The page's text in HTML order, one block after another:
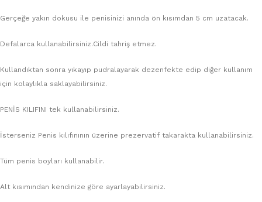
Gerçeğe yakın dokusu ile penisinizi anında ön kısımdan 5 cm uzatacak.
Defalarca kullanabilirsiniz.Cildi tahriş etmez.
Kullandıktan sonra yıkayıp pudralayarak dezenfekte edip diğer kullanım
için kolaylıkla saklayabilirsiniz.
PENİS KILIFINI tek kullanabilirsiniz.
İsterseniz Penis kılıfınının üzerine prezervatif takarakta kullanabilirsiniz.
Tüm penis boyları kullanabilir.
Alt kısımından kendinize göre ayarlayabilirsiniz.